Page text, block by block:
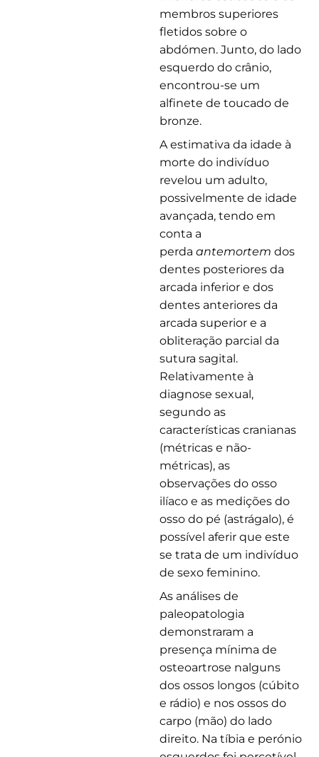
membros superiores
fletidos sobre o
abdómen. Junto, do lado
esquerdo do crânio,
encontrou-se um
alfinete de toucado de
bronze.
A estimativa da idade à
morte do indivíduo
revelou um adulto,
possivelmente de idade
avançada, tendo em
conta a
perda antemortem dos
dentes posteriores da
arcada inferior e dos
dentes anteriores da
arcada superior e a
obliteração parcial da
sutura sagital.
Relativamente à
diagnose sexual,
segundo as
características cranianas
(métricas e não-
métricas), as
observações do osso
ilíaco e as medições do
osso do pé (astrágalo), é
possível aferir que este
se trata de um indivíduo
de sexo feminino.
As análises de
paleopatologia
demonstraram a
presença mínima de
osteoartrose nalguns
dos ossos longos (cúbito
e rádio) e nos ossos do
carpo (mão) do lado
direito. Na tíbia e perónio